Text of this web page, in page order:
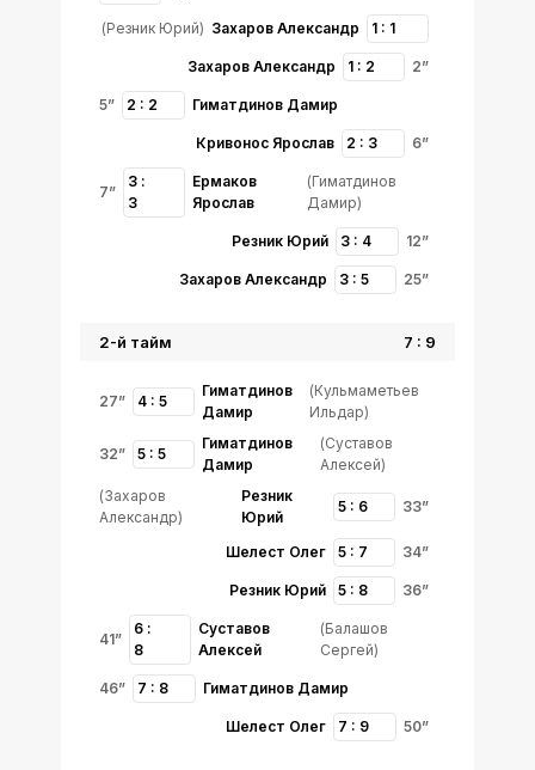
1 : 1
Захаров Александр
(Резник Юрий)
2”
1 : 2
Захаров Александр
5” 2 : 2 Гиматдинов Дамир
6”
2 : 3
Кривонос Ярослав
7”
3 :
3
Ермаков
Ярослав
(Гиматдинов
Дамир)
12”
3 : 4
Резник Юрий
25”
3 : 5
Захаров Александр
27” 4 : 5
Гиматдинов
Дамир
(Кульмаметьев
Ильдар)
32” 5 : 5
Гиматдинов
Дамир
(Суставов
Алексей)
33”
5 : 6
Резник
Юрий
(Захаров
Александр)
34”
5 : 7
Шелест Олег
36”
5 : 8
Резник Юрий
41”
6 :
8
Суставов
Алексей
(Балашов
Сергей)
46” 7 : 8 Гиматдинов Дамир
50”
7 : 9
Шелест Олег
2-й тайм 7 : 9